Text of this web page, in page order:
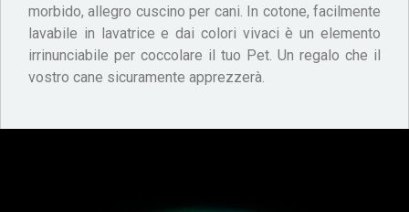
morbido, allegro cuscino per cani. In cotone, facilmente
lavabile in lavatrice e dai colori vivaci è un elemento
irrinunciabile per coccolare il tuo Pet. Un regalo che il
vostro cane sicuramente apprezzerà.